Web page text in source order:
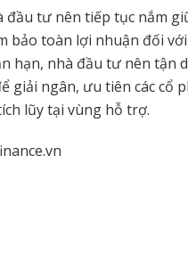
đầu tư nên tiếp tục nắm
bảo toàn lợi nhuận đối
hạn, nhà đầu tư nên tận
giải ngân, ưu tiên các cổ
lũy tại vùng hỗ trợ.